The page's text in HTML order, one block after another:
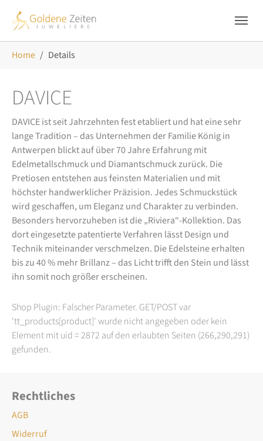
Home Details
DAVICE
DAVICE ist seit Jahrzehnten fest etabliert und hat eine sehr
lange Tradition – das Unternehmen der Familie König in
Antwerpen blickt auf über 70 Jahre Erfahrung mit
Edelmetallschmuck und Diamantschmuck zurück. Die
Pretiosen entstehen aus feinsten Materialien und mit
höchster handwerklicher Präzision. Jedes Schmuckstück
wird geschaffen, um Eleganz und Charakter zu verbinden.
Besonders hervorzuheben ist die „Riviera“-Kollektion. Das
dort eingesetzte patentierte Verfahren lässt Design und
Technik miteinander verschmelzen. Die Edelsteine erhalten
bis zu 40 % mehr Brillanz – das Licht trifft den Stein und lässt
ihn somit noch größer erscheinen.
Shop Plugin: Falscher Parameter. GET/POST var
'tt_products[product]' wurde nicht angegeben oder kein
Element mit uid = 2872 auf den erlaubten Seiten (266,290,291)
gefunden.
Rechtliches
AGB
Widerruf